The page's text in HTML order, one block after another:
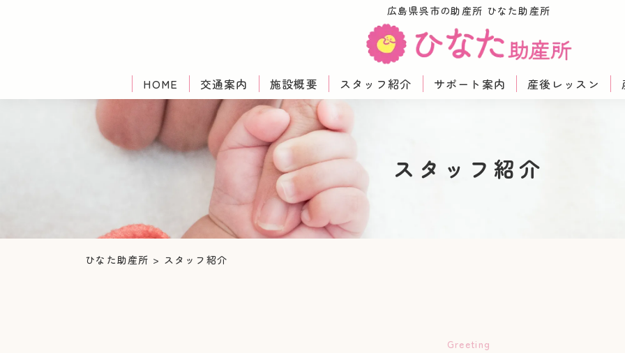
広島県呉市の助産所 ひなた助産所
HOME 交通案内 施設概要 スタッフ紹介 サポート案内 産後レッスン
スタッフ紹介
ひなた助産所 > スタッフ紹介
Greeting